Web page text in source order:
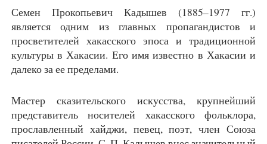
Семен Прокопьевич Кадышев (1885–1977 гг.)
является одним из главных пропагандистов и
просветителей хакасского эпоса и традиционной
культуры в Хакасии. Его имя известно в Хакасии и
далеко за ее пределами.
Мастер сказительского искусства, крупнейший
представитель носителей хакасского фольклора,
прославленный хайджи, певец, поэт, член Союза